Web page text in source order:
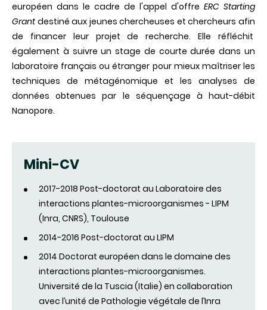
européen dans le cadre de l'appel d'offre ERC Starting
Grantdestiné aux jeunes chercheuses et chercheurs afin
de financer leur projet de recherche. Elle réfléchit
également à suivre un stage de courte durée dans un
laboratoire français ou étranger pour mieux maîtriser les
techniques de métagénomique et les analyses de
données obtenues par le séquençage à haut-débit
Nanopore.
Mini-CV
2017-2018 Post-doctorat au Laboratoire des
interactions plantes-microorganismes - LIPM
(Inra, CNRS), Toulouse
2014-2016 Post-doctorat au LIPM
2014 Doctorat européen dans le domaine des
interactions plantes-microorganismes.
Université de la Tuscia (Italie) en collaboration
avec l’unité de Pathologie végétale de l’Inra